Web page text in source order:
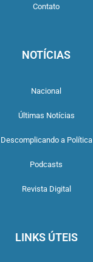
Contato
NOTÍCIAS
Nacional
Últimas Notícias
Descomplicando a Política
Podcasts
Revista Digital
LINKS ÚTEIS